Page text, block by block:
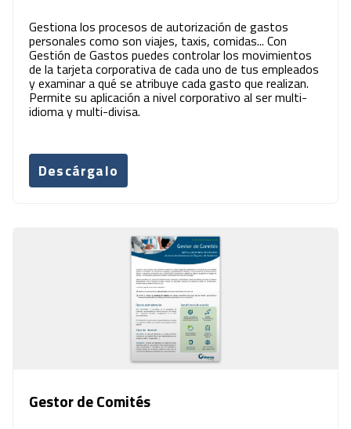
Gestiona los procesos de autorización de gastos
personales como son viajes, taxis, comidas... Con
Gestión de Gastos puedes controlar los movimientos
de la tarjeta corporativa de cada uno de tus empleados
y examinar a qué se atribuye cada gasto que realizan.
Permite su aplicación a nivel corporativo al ser multi-
idioma y multi-divisa.
Descárgalo
Gestor de Comités